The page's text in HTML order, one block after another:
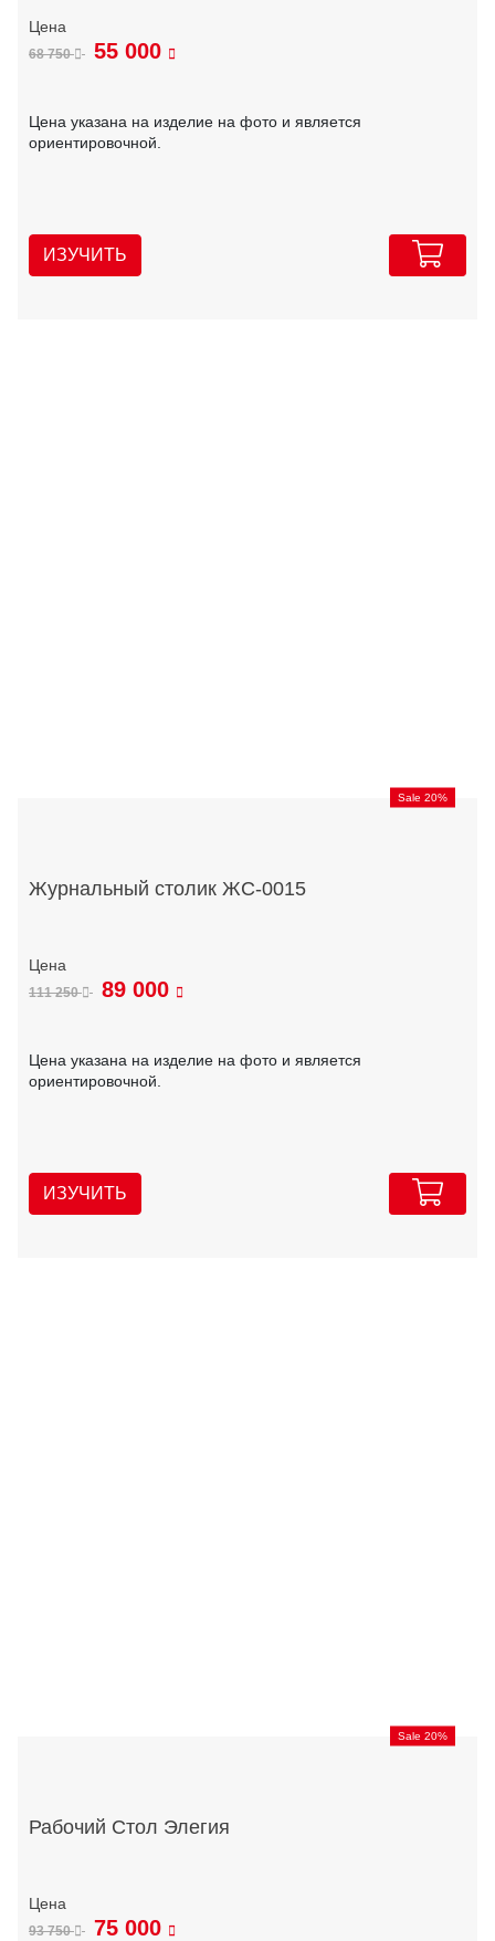
68 750 55 000
Цена указана на изделие на фото и является
ориентировочной.
ИЗУЧИТЬ
Sale 20%
Журнальный столик ЖС-0015
111 250 89 000
Цена указана на изделие на фото и является
ориентировочной.
ИЗУЧИТЬ
Sale 20%
Рабочий Стол Элегия
93 750 75 000